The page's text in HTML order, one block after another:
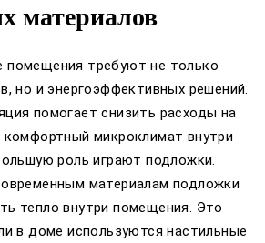
материалов
требуют не только
но и энергоэффективных решений.
помогает снизить расходы на
микроклимат внутри
роль играют подложки.
материалам подложки
тепло внутри помещения. Это
в доме используются настильные